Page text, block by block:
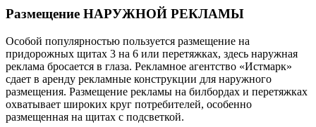
Размещение НАРУЖНОЙ РЕКЛАМЫ
Особой популярностью пользуется размещение на
придорожных щитах 3 на 6 или перетяжках, здесь наружная
реклама бросается в глаза. Рекламное агентство «Истмарк»
сдает в аренду рекламные конструкции для наружного
размещения. Размещение рекламы на билбордах и перетяжках
охватывает широких круг потребителей, особенно
размещенная на щитах с подсветкой.